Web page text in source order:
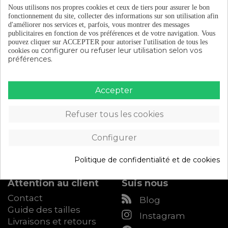
Catalogue
Équipement du
Composants de vélo
Accessoires de vélo
À propos d'Eltin
Découvrez Eltin
Blog (en espagnol)
Eltin
Attention au client
Contact
Guide des tailles
Livraisons et retours
Suis nous
Blog
Instagram
Nous utilisons nos propres cookies et ceux de tiers pour assurer le bon
fonctionnement du site, collecter des informations sur son utilisation afin
d'améliorer nos services et, parfois, vous montrer des messages
publicitaires en fonction de vos préférences et de votre navigation. Vous
pouvez cliquer sur ACCEPTER pour autoriser l'utilisation de tous les
cookies ou configurer ou refuser leur utilisation selon vos
préférences.
Accepter
Refuser tous les cookies
Configurer
Politique de confidentialité et de cookies